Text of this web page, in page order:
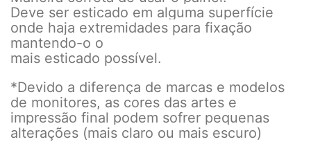
Deve ser esticado em alguma superfície
onde haja extremidades para fixação
mantendo-o o
mais esticado possível.
*Devido a diferença de marcas e modelos
de monitores, as cores das artes e
impressão final podem sofrer pequenas
alterações (mais claro ou mais escuro)